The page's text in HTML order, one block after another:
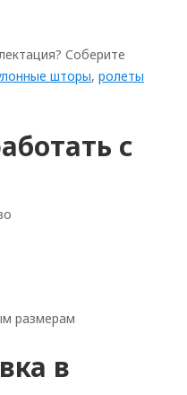
Соберите
шторы, ролеты
с
размерам
в